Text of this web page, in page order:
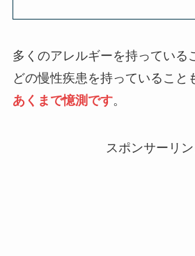
多くのアレルギーを持っている
どの慢性疾患を持っていること
あくまで憶測です。
スポンサーリン